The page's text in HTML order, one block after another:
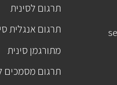
תרגום לסינית
תרגום אנגלית
מתורגמן סינית
תרגום מסמכים